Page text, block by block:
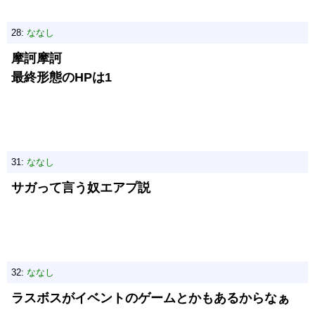
28: ななし
摩訶摩訶
最終形態のHPは1
31: ななし
サガって言う奴エアプ説
32: ななし
ラスボスがイベントのゲームとかもあるからなぁ